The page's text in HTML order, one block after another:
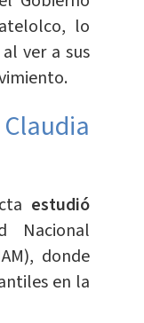
lo
ver a sus
estudió
Nacional
donde
en la